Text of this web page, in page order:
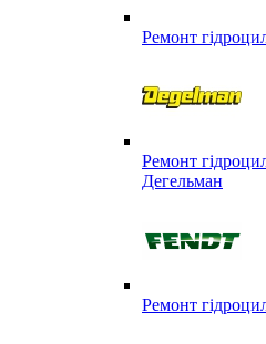
Ремонт
Ремонт
Дегельман
Ремонт